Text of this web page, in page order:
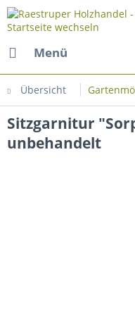
Menü
Übersicht
Sitzgarnitur
unbehandelt